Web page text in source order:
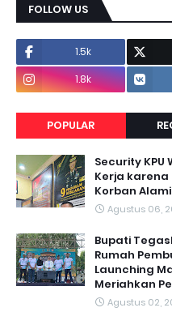
FOLLOW US
1.5k
1.8k
POPULAR
Security KPU
Kerja karena
Korban
Agustus 06,
Bupati
Rumah
Launching
Meriahkan
Agustus 02,